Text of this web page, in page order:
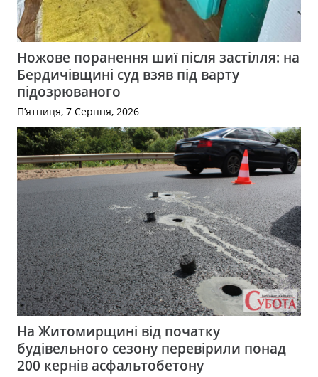
Ножове поранення шиї після застілля: на
Бердичівщині суд взяв під варту
підозрюваного
П’ятниця, 7 Серпня, 2026
На Житомирщині від початку
будівельного сезону перевірили понад
200 кернів асфальтобетону